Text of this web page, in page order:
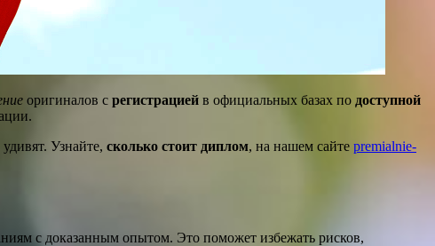
оригиналов с регистрацией в официальных базах по доступной
Узнайте, сколько стоит диплом, на нашем сайте premialnie-
с доказанным опытом. Это поможет избежать рисков,